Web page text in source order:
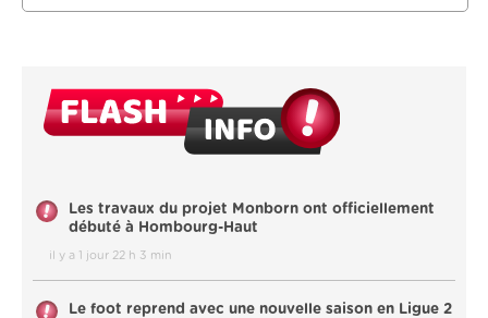
Les travaux du projet Monborn ont officiellement
débuté à Hombourg-Haut
il y a 1 jour 22 h 3 min
Le foot reprend avec une nouvelle saison en Ligue 2